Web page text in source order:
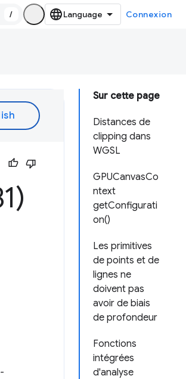
/ Connexion
Sur cette page
Distances de
clipping dans
WGSL
GPUCanvasCo
ntext
getConfigurati
on()
Les primitives
de points et de
lignes ne
doivent pas
avoir de biais
de profondeur
Fonctions
intégrées
d'analyse